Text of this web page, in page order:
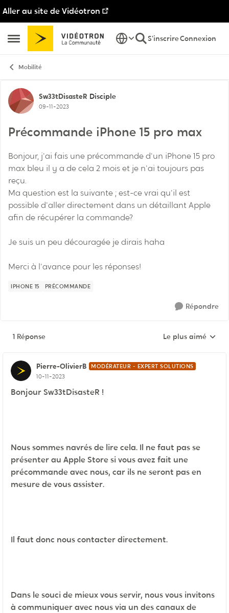
Aller au site de Vidéotron
Ouvrir Menu Latéral
Passer au contenu
S'inscrireConnexion
Mobilité
Discussion de forum
Sw33tDisasteR Disciple
09-11-2023
Précommande iPhone 15 pro max
Bonjour, j'ai fais une précommande d'un iPhone 15 pro
max bleu il y a de cela 2 mois et je n'ai toujours pas
reçu.
Ma question est la suivante ; est-ce vrai qu'il est
possible d'aller directement dans un détaillant Apple
afin de récupérer la commande?
Je suis un peu découragée je dirais haha
Merci à l'avance pour les réponses!
IPHONE 15 PRÉCOMMANDE
Répondre
1 Réponse Réponses triées
Le plus aimé
Pierre-OlivierB MODÉRATEUR - EXPERT SOLUTIONS
10-11-2023
Bonjour Sw33tDisasteR !
Nous sommes navrés de lire cela. Il ne faut pas se
présenter au Apple Store si vous avez fait une
précommande avec nous, car ils ne seront pas en
mesure de vous assister.
Il faut donc nous contacter directement.
Dans le souci de mieux vous servir, nous vous invitons
à communiquer avec nous via un des canaux de